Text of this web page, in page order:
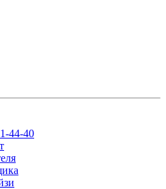
44-40